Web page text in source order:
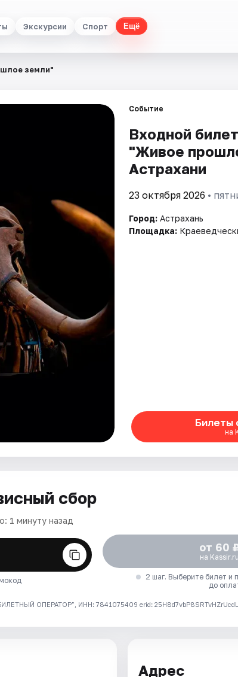
Экскурсии Спорт Ещё
земли"
Событие
Входной
"Живое
Астрахани
23 октября 2026 •
Город: Астрахань
Площадка:
Билеты
на
сбор
1 минуту назад
от 60
на Kassir.ru
2 шаг. Выберите билет и
до
ОПЕРАТОР", ИНН: 7841075409 erid:
Адрес